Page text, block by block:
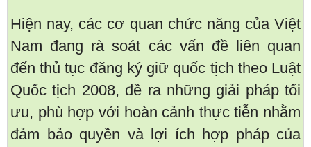
Hiện nay, các cơ quan chức năng của Việt
Nam đang rà soát các vấn đề liên quan
đến thủ tục đăng ký giữ quốc tịch theo Luật
Quốc tịch 2008, đề ra những giải pháp tối
ưu, phù hợp với hoàn cảnh thực tiễn nhằm
đảm bảo quyền và lợi ích hợp pháp của